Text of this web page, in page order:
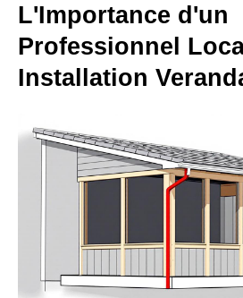
L'Importance d'un
Professionnel
Installation